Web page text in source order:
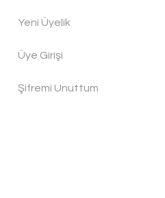
Yeni Üyelik
Üye Girişi
Şifremi Unuttum